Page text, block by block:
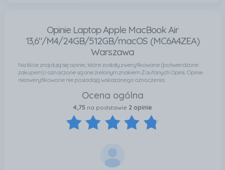
Apple i systemu macOS daje ogromny zapas mocy i
wydajności do wszelkich zadań. Akcesoria Zobacz
dodatki do Maca. Klawiatury oraz inne urządzenia i
niezbędniki.
Opinie Laptop Apple MacBook Air
13,6"/M4/24GB/512GB/macOS (MC6A4ZEA)
Warszawa
Na liście znajdują się opinie, które zostały zweryfikowane (potwierdzone
zakupem) i oznaczone są one zielonym znakiem Zaufanych Opinii. Opinie
niezweryfikowane nie posiadają wskazanego oznaczenia.
Ocena ogólna
4,75 na podstawie 2 opinie